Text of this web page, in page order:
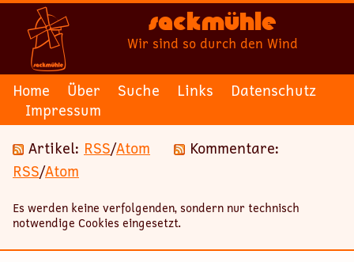
Sackmühle
Wir sind so durch den Wind
Home Über Suche Links
Datenschutz
Impressum
Artikel: RSS/Atom
Kommentare:
RSS/Atom
Es werden keine verfolgenden, sondern nur technisch
notwendige Cookies eingesetzt.